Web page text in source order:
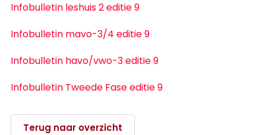
Infobulletin leshuis 2 editie 9
Infobulletin mavo-3/4 editie 9
Infobulletin havo/vwo-3 editie 9
Infobulletin Tweede Fase editie 9
Terug naar overzicht